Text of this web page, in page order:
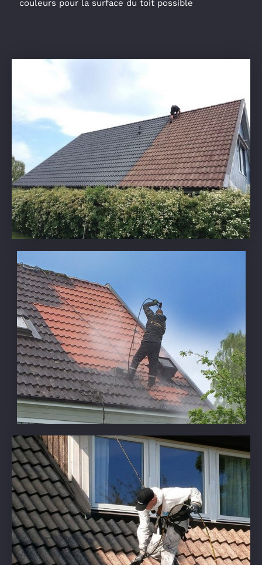
couleurs pour la surface du toit possible